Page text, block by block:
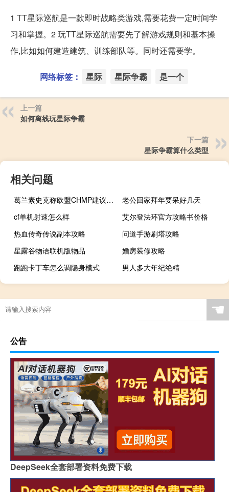
1 TT星际巡航是一款即时战略类游戏,需要花费一定时间学
习和掌握。2 玩TT星际巡航需要先了解游戏规则和基本操
作,比如如何建造建筑、训练部队等。同时还需要学。
网络标签： 星际 星际争霸 是一个
上一篇
如何离线玩星际争霸
下一篇
星际争霸算什么类型
相关问题
葛兰素史克称欧盟CHMP建议批准Jemperli +化疗治疗某些子宫内膜癌
老公回家拜年要呆好几天
cf单机射速怎么样
艾尔登法环官方攻略书价格
热血传奇传说副本攻略
问道手游刷塔攻略
星露谷物语联机版物品
婚房装修攻略
跑跑卡丁车怎么调隐身模式
男人多大年纪绝精
☚
公告
DeepSeek全套部署资料免费下载